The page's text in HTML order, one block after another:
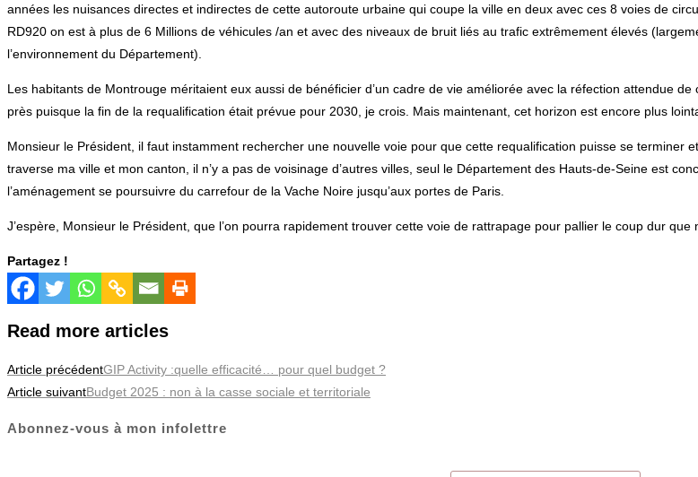
années les nuisances directes et indirectes de cette autoroute urbaine qui coupe la ville en deux avec ces 8 voies de
RD920 on est à plus de 6 Millions de véhicules /an et avec des niveaux de bruit liés au trafic extrêmement élevés
l’environnement du Département).
Les habitants de Montrouge méritaient eux aussi de bénéficier d’un cadre de vie améliorée avec la réfection attendue
près puisque la fin de la requalification était prévue pour 2030, je crois. Mais maintenant, cet horizon est encore plus
Monsieur le Président, il faut instamment rechercher une nouvelle voie pour que cette requalification puisse se terminer
traverse ma ville et mon canton, il n’y a pas de voisinage d’autres villes, seul le Département des Hauts-de-Seine est
l’aménagement se poursuivre du carrefour de la Vache Noire jusqu’aux portes de Paris.
J’espère, Monsieur le Président, que l’on pourra rapidement trouver cette voie de rattrapage pour pallier le coup dur que
Partagez !
Read more articles
Article précédentGIP Activity :quelle efficacité… pour quel budget ?
Article suivantBudget 2025 : non à la casse sociale et territoriale
Abonnez-vous à mon infolettre